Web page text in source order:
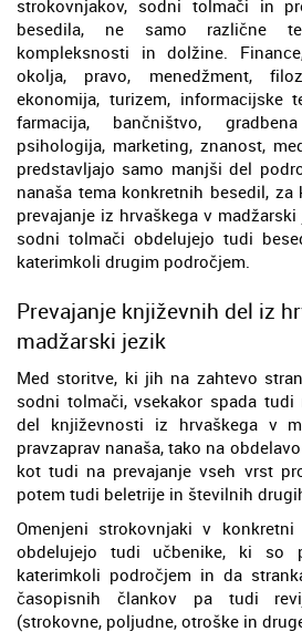
strokovnjakov, sodni tolmači in
besedila, ne samo različne
kompleksnosti in dolžine.
okolja, pravo, menedžment,
ekonomija, turizem, informacijske
farmacija, bančništvo,
psihologija, marketing, znanost,
predstavljajo samo manjši del
nanaša tema konkretnih besedil, za
prevajanje iz hrvaškega v
sodni tolmači obdelujejo tudi
katerimkoli drugim področjem.
Prevajanje književnih del iz
madžarski jezik
Med storitve, ki jih na zahtevo
sodni tolmači, vsekakor spada tudi
del književnosti iz hrvaškega v
pravzaprav nanaša, tako na
kot tudi na prevajanje vseh vrst
potem tudi beletrije in številnih
Omenjeni strokovnjaki v
obdelujejo tudi učbenike, ki so
katerimkoli področjem in da
časopisnih člankov pa tudi
(strokovne, poljudne, otroške in